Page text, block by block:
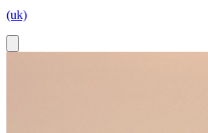
(uk)